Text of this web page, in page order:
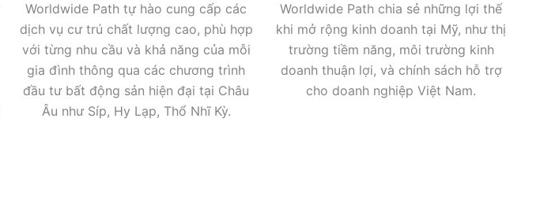
Worldwide Path tự hào cung cấp các
dịch vụ cư trú chất lượng cao, phù hợp
với từng nhu cầu và khả năng của mỗi
gia đình thông qua các chương trình
đầu tư bất động sản hiện đại tại Châu
Âu như Síp, Hy Lạp, Thổ Nhĩ Kỳ.
Worldwide Path chia sẻ những lợi thế
khi mở rộng kinh doanh tại Mỹ, như thị
trường tiềm năng, môi trường kinh
doanh thuận lợi, và chính sách hỗ trợ
cho doanh nghiệp Việt Nam.